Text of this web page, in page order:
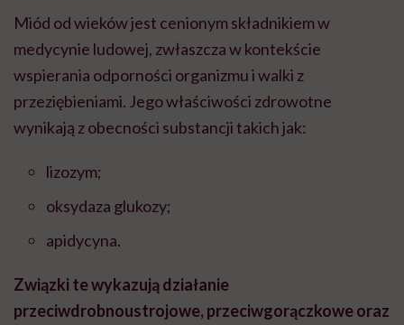
Miód od wieków jest cenionym składnikiem w
medycynie ludowej, zwłaszcza w kontekście
wspierania odporności organizmu i walki z
przeziębieniami. Jego właściwości zdrowotne
wynikają z obecności substancji takich jak:
lizozym;
oksydaza glukozy;
apidycyna.
Związki te wykazują działanie
przeciwdrobnoustrojowe, przeciwgorączkowe oraz